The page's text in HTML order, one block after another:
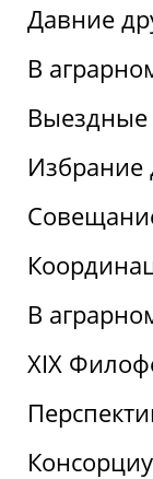
Давние
В
Выездные
Избрание
В
XIX